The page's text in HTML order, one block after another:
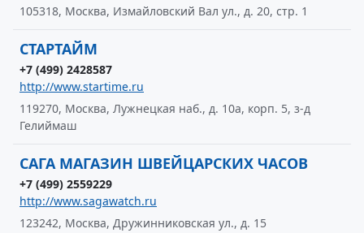
105318, Москва, Измайловский Вал ул., д. 20, стр. 1
СТАРТАЙМ
+7 (499) 2428587
http://www.startime.ru
119270, Москва, Лужнецкая наб., д. 10а, корп. 5, з-д
Гелиймаш
САГА МАГАЗИН ШВЕЙЦАРСКИХ ЧАСОВ
+7 (499) 2559229
http://www.sagawatch.ru
123242, Москва, Дружинниковская ул., д. 15